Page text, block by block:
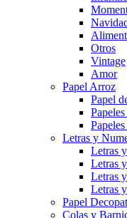
Otros
Vintage
Amor
Papel Arroz
Papel
Letras y
Letras
Letras
Letras
Letras
Papel
Colas y